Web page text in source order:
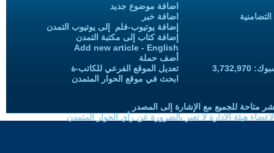
اضافة موضوع جديد
اضافة خبر
إضافة يوتيوب-فلم إلى يوتيوب التمدن
إضافة كتاب إلى مكتبة التمدن
Add new article - English
أضف حملة
تعديل الموقع الفرعي للكاتب-ة
ابحث في موقع الحوار المتمدن
متاحة للجميع مع الإشارة إلى المصدر
هيئة الادارة لا تعبر بالضرورة عن رأي الحوار المتمدن